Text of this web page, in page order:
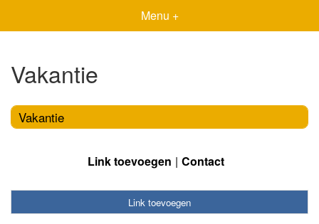
Menu +
Vakantie
Vakantie
Link toevoegen Contact
Link toevoegen